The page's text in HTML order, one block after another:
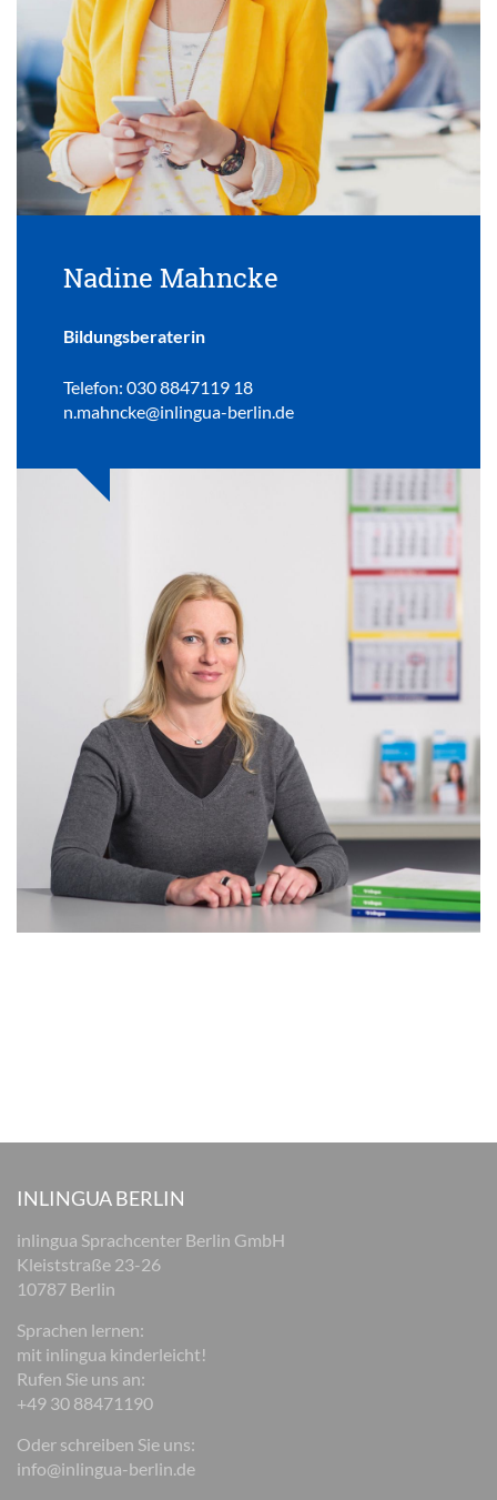
Nadine Mahncke
Bildungsberaterin
Telefon: 030 8847119 18
n.mahncke@inlingua-berlin.de
INLINGUA BERLIN
inlingua Sprachcenter Berlin GmbH
Kleiststraße 23-26
10787 Berlin
Sprachen lernen:
mit inlingua kinderleicht!
Rufen Sie uns an:
+49 30 88471190
Oder schreiben Sie uns:
info@inlingua-berlin.de